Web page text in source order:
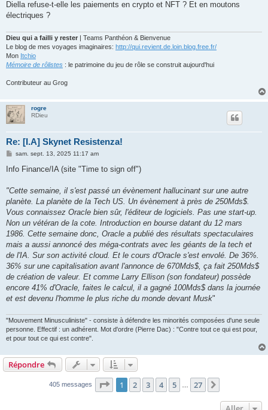
Diella refuse-t-elle les paiements en crypto et NFT ? Et en moutons
électriques ?
Dieu qui a failli y rester | Teams Panthéon & Bienvenue
Le blog de mes voyages imaginaires: http://qui.revient.de.loin.blog.free.fr/
Mon Itchio
Mémoire de rôlistes : le patrimoine du jeu de rôle se construit aujourd'hui
Contributeur au Grog
rogre
RDieu
Re: [I.A] Skynet Resistenza!
M
s
g
sam. sept. 13, 2025 11:17 am
Info Finance/IA (site "Time to sign off")
"Cette semaine, il s'est passé un évènement hallucinant sur une autre
planète. La planète de la Tech US. Un évènement à près de 250Mds$.
Vous connaissez Oracle bien sûr, l'éditeur de logiciels. Pas une start-up.
Non un vétéran de la cote. Introduction en bourse datant du 12 mars
1986. Cette semaine donc, Oracle a publié des résultats spectaculaires
mais a aussi annoncé des méga-contrats avec les géants de la tech et
de l'IA. Sur son activité cloud. Et le cours d'Oracle s'est envolé. De 36%.
36% sur une capitalisation avant l'annonce de 670Mds$, ça fait 250Mds$
de création de valeur. Et comme Larry Ellison (son fondateur) possède
encore 41% d'Oracle, faites le calcul, il a gagné 100Mds$ dans la journée
et est devenu l'homme le plus riche du monde devant Musk"
"Mouvement Minusculiniste" - consiste à défendre les minorités composées d'une seule
personne. Effectif : un adhérent. Mot d'ordre (Pierre Dac) : "Contre tout ce qui est pour,
et pour tout ce qui est contre".
Répondre
405 messages Page 1sur27
1 2 3 4 5 27